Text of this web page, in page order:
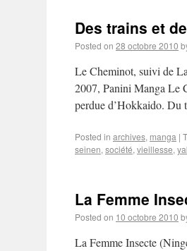
Des trains et
Posted on 28 octobre 2010
Le Cheminot, suivi de
2007, Panini Manga Le
perdue d’Hokkaido. Du
Posted in archives, manga |
seinen, société, vieillesse,
La Femme
Posted on 10 octobre 2010
La Femme Insecte